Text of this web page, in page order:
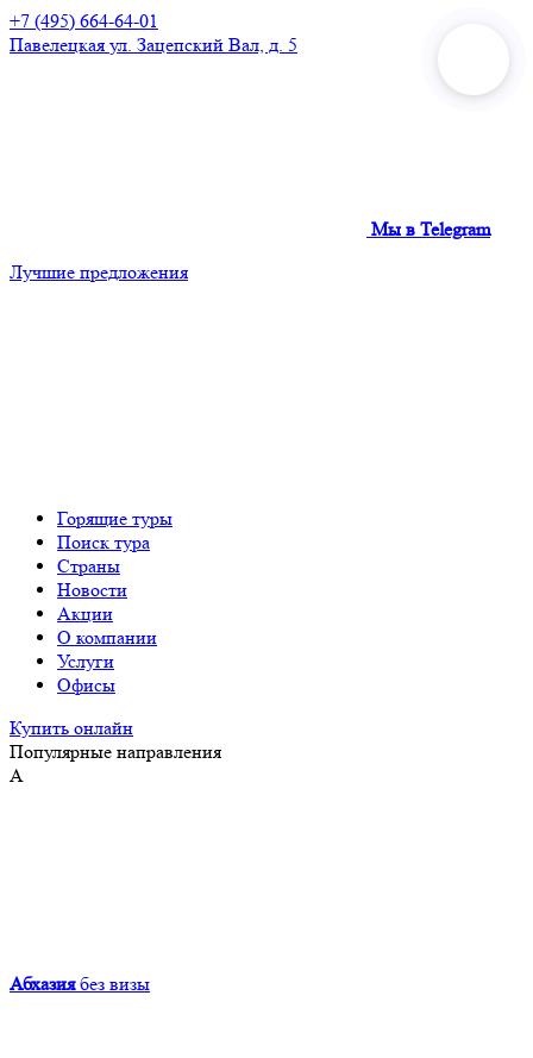
+7 (495) 664-64-01
Павелецкая ул. Зацепский Вал, д. 5
Мы в Telegram
Лучшие предложения
Горящие туры
Поиск тура
Страны
Новости
Акции
О компании
Услуги
Офисы
Купить онлайн
Популярные направления
А
Абхазия без визы